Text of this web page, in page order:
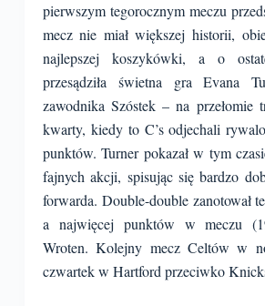
pierwszym tegorocznym meczu
mecz nie miał większej historii,
najlepszej koszykówki, a o
przesądziła świetna gra Evana
zawodnika Szóstek – na przełomie
kwarty, kiedy to C’s odjechali
punktów. Turner pokazał w tym
fajnych akcji, spisując się bardzo
forwarda. Double-double zanotował
a najwięcej punktów w meczu
Wroten. Kolejny mecz Celtów w
czwartek w Hartford przeciwko